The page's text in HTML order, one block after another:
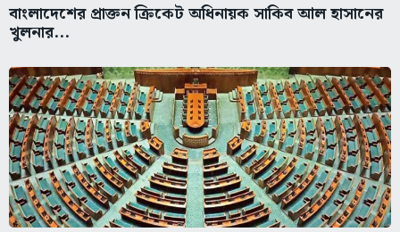
বাংলাদেশের প্রাক্তন ক্রিকেট অধিনায়ক সাকিব আল হাসানের
খুলনার...